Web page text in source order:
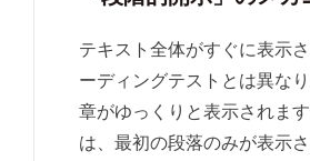
テキスト全体がすぐに表示
ーディングテストとは異な
章がゆっくりと表示されま
は、最初の段落のみが表示